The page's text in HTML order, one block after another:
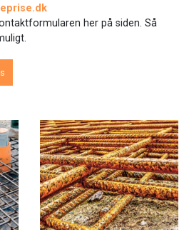
her på siden. Så